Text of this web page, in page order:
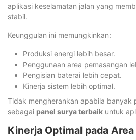
aplikasi keselamatan jalan yang
stabil.
Keunggulan ini memungkinkan:
Produksi energi lebih besar.
Penggunaan area pemasangan
Pengisian baterai lebih cepat.
Kinerja sistem lebih optimal.
Tidak mengherankan apabila banyak
sebagai panel surya terbaik untuk
Kinerja Optimal pada